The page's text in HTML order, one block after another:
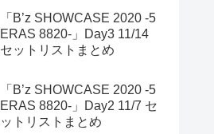
「B’z SHOWCASE 2020 -5
ERAS 8820-」Day3 11/14
セットリストまとめ
「B’z SHOWCASE 2020 -5
ERAS 8820-」Day2 11/7 セ
ットリストまとめ